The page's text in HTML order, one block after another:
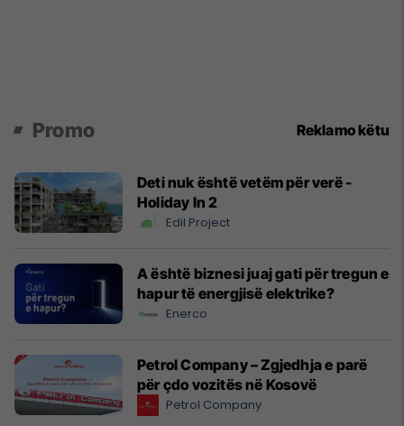
Promo Reklamo këtu
Deti nuk është vetëm për verë -
Holiday In 2
Edil Project
A është biznesi juaj gati për tregun e
hapur të energjisë elektrike?
Enerco
Petrol Company – Zgjedhja e parë
për çdo vozitës në Kosovë
Petrol Company